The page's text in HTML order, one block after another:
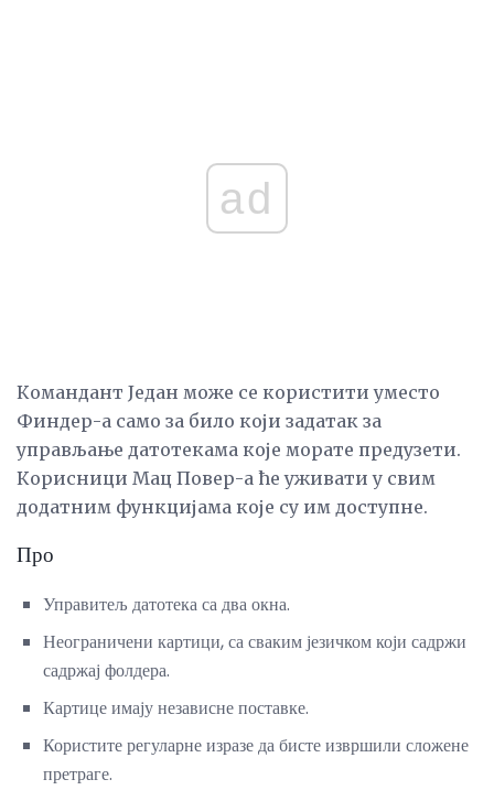
ad
Командант Један може се користити уместо
Финдер-а само за било који задатак за
управљање датотекама које морате предузети.
Корисници Мац Повер-а ће уживати у свим
додатним функцијама које су им доступне.
Про
Управитељ датотека са два окна.
Неограничени картици, са сваким језичком који садржи
садржај фолдера.
Картице имају независне поставке.
Користите регуларне изразе да бисте извршили сложене
претраге.